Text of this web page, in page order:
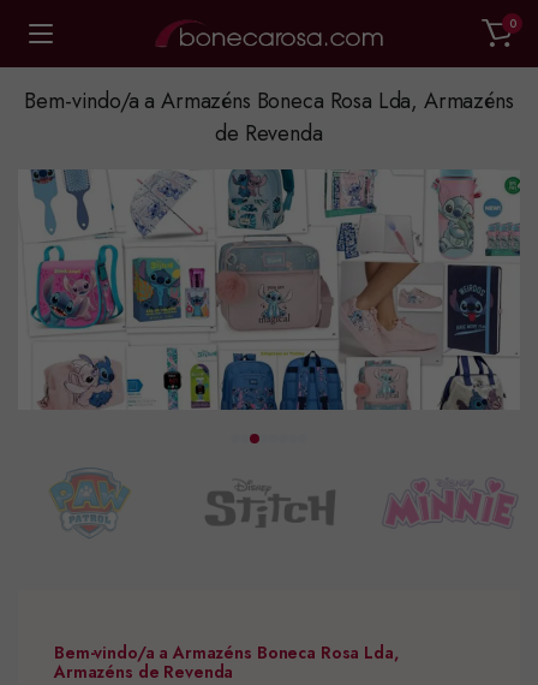
0
Bem-vindo/a a Armazéns Boneca Rosa Lda, Armazéns
de Revenda
Bem-vindo/a a Armazéns Boneca Rosa Lda,
Armazéns de Revenda